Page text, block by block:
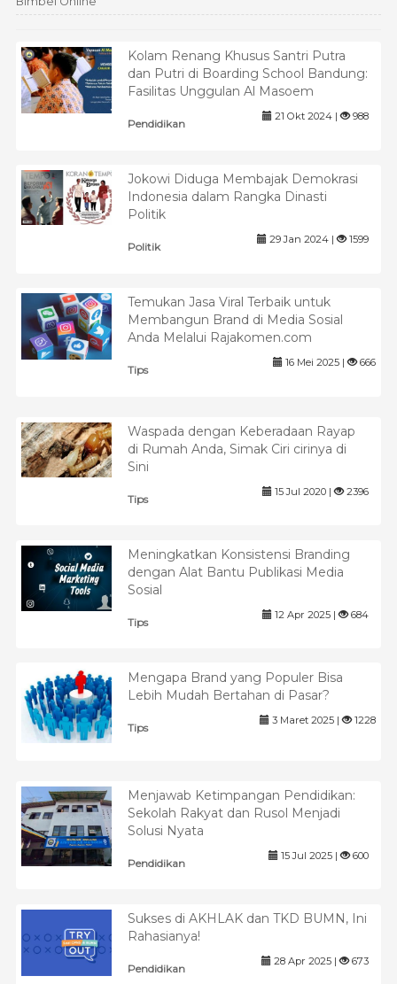
Kolam Renang Khusus Santri Putra
dan Putri di Boarding School Bandung:
Fasilitas Unggulan Al Masoem
Pendidikan
21 Okt 2024 | 988
Jokowi Diduga Membajak Demokrasi
Indonesia dalam Rangka Dinasti
Politik
Politik
29 Jan 2024 | 1599
Temukan Jasa Viral Terbaik untuk
Membangun Brand di Media Sosial
Anda Melalui Rajakomen.com
Tips
16 Mei 2025 | 666
Waspada dengan Keberadaan Rayap
di Rumah Anda, Simak Ciri cirinya di
Sini
Tips
15 Jul 2020 | 2396
Meningkatkan Konsistensi Branding
dengan Alat Bantu Publikasi Media
Sosial
Tips
12 Apr 2025 | 684
Mengapa Brand yang Populer Bisa
Lebih Mudah Bertahan di Pasar?
Tips
3 Maret 2025 | 1228
Menjawab Ketimpangan Pendidikan:
Sekolah Rakyat dan Rusol Menjadi
Solusi Nyata
Pendidikan
15 Jul 2025 | 600
Sukses di AKHLAK dan TKD BUMN, Ini
Rahasianya!
Pendidikan
28 Apr 2025 | 673